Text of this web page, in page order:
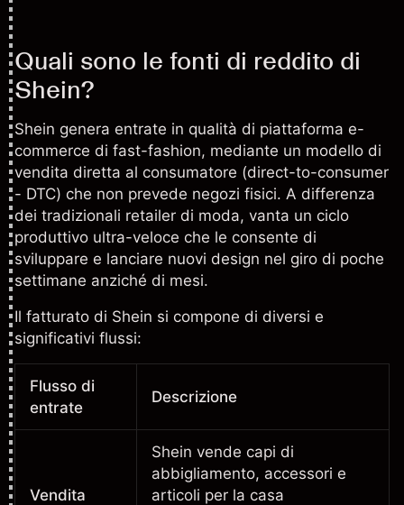
Quali sono le fonti di reddito di
Shein?
Shein genera entrate in qualità di piattaforma e-
commerce di fast-fashion, mediante un modello di
vendita diretta al consumatore (direct-to-consumer
- DTC) che non prevede negozi fisici. A differenza
dei tradizionali retailer di moda, vanta un ciclo
produttivo ultra-veloce che le consente di
sviluppare e lanciare nuovi design nel giro di poche
settimane anziché di mesi.
Il fatturato di Shein si compone di diversi e
significativi flussi:
Flusso di
entrate
Descrizione
Vendita
Shein vende capi di
abbigliamento, accessori e
articoli per la casa